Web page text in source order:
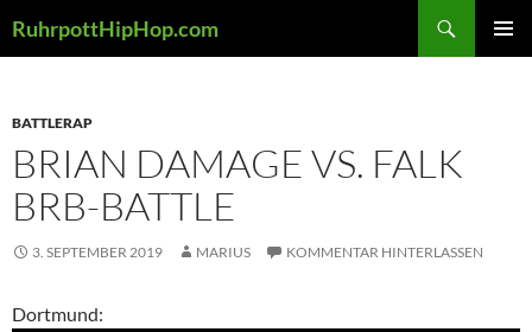
Inhalt
RuhrpottHipHop.com
BATTLERAP
BRIAN DAMAGE VS. FALK
BRB-BATTLE
3. SEPTEMBER 2019 MARIUS KOMMENTAR HINTERLASSEN
Dortmund: